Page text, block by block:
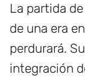
La partida
de una era
perdurará.
integración